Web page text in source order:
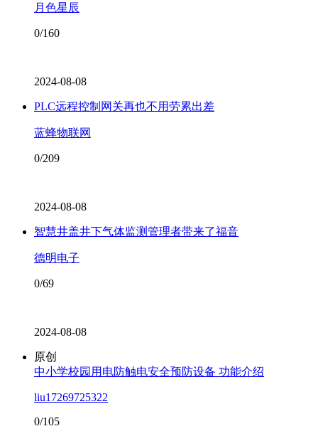
月色星辰
0/160
2024-08-08
PLC远程控制网关再也不用劳累出差
蓝蜂物联网
0/209
2024-08-08
智慧井盖井下气体监测管理者带来了福音
德明电子
0/69
2024-08-08
原创
中小学校园用电防触电安全预防设备 功能介绍
liu17269725322
0/105